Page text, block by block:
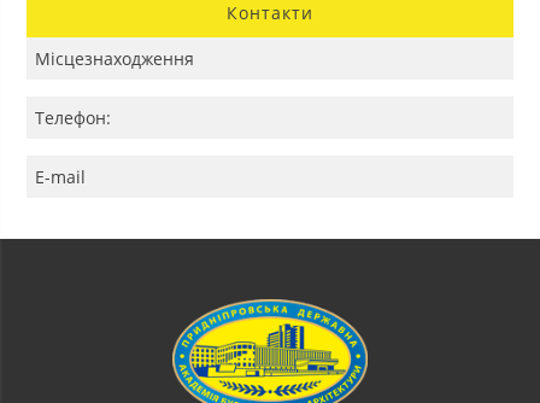
Контакти
Місцезнаходження
Телефон:
E-mail